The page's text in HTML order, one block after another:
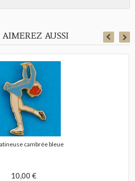
AUSSI
cambrée bleue
10,00 €